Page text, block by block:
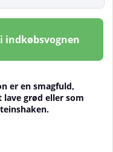
indkøbsvognen
er en smagfuld,
grød eller som